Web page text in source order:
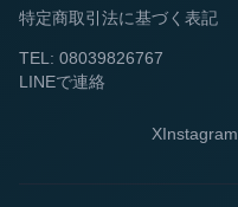
特定商取引法に基づく表記
TEL: 08039826767
LINEで連絡
XInstagram